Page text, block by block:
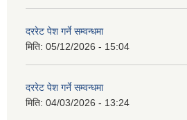
दररेट पेश गर्ने सम्वन्धमा
मिति: 05/12/2026 - 15:04
दररेट पेश गर्ने सम्वन्धमा
मिति: 04/03/2026 - 13:24